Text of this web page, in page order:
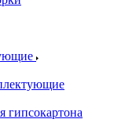
гипсокартона